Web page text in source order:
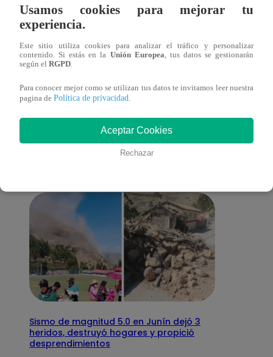
Narco ‘Pipo’ acusa a presidente de
Ecuador de ordenar el asesinato de
También te puede
interesar
Sismo de magnitud 5.0 en Junín dejó 3
heridos, destruyó hogares y propició
desprendimientos
Usamos cookies para mejorar tu
experiencia.
Este sitio utiliza cookies para analizar el tráfico y personalizar
contenido. Si estás en la Unión Europea, tus datos se gestionarán
según el RGPD.
Para conocer mejor como se utilizan tus datos te invitamos leer nuestra
pagina de Política de privacidad.
Aceptar Cookies
Rechazar